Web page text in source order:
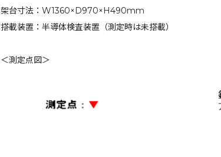
架台寸法：W1360×D970×H490mm
搭載装置：半導体検査装置（測定時は未搭載）
＜測定点図＞